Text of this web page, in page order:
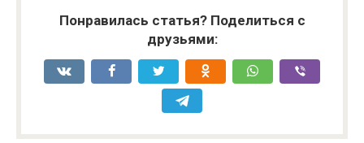
Понравилась статья? Поделиться с
друзьями: